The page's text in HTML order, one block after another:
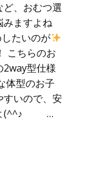
、おむつ選
みますよね
たいのが
こちらのお
2way型仕様
体型のお子
すいので、安
よ(^^♪ …